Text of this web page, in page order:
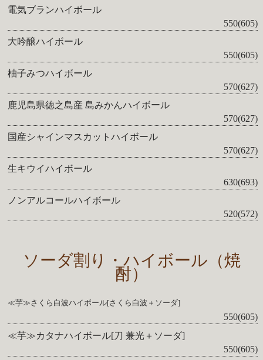
電気ブランハイボール
550(605)
大吟醸ハイボール
550(605)
柚子みつハイボール
570(627)
鹿児島県徳之島産 島みかんハイボール
570(627)
国産シャインマスカットハイボール
570(627)
生キウイハイボール
630(693)
ノンアルコールハイボール
520(572)
ソーダ割り・ハイボール（焼
酎）
≪芋≫さくら白波ハイボール[さくら白波＋ソーダ]
550(605)
≪芋≫カタナハイボール[刀 兼光＋ソーダ]
550(605)